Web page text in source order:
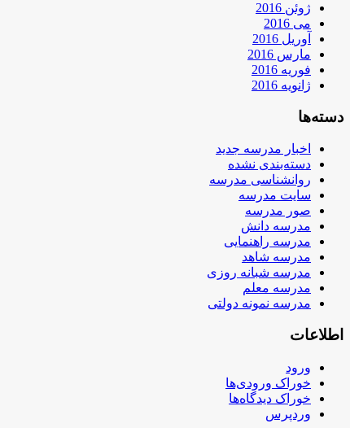
ژوئن 2016
می 2016
آوریل 2016
مارس 2016
فوریه 2016
ژانویه 2016
دسته‌ها
اخبار مدرسه جدید
دسته‌بندی نشده
روانشناسی مدرسه
سایت مدرسه
صور مدرسه
مدرسه دانش
مدرسه راهنمایی
مدرسه شاهد
مدرسه شبانه روزی
مدرسه معلم
مدرسه نمونه دولتی
اطلاعات
ورود
خوراک ورودی‌ها
خوراک دیدگاه‌ها
وردپرس